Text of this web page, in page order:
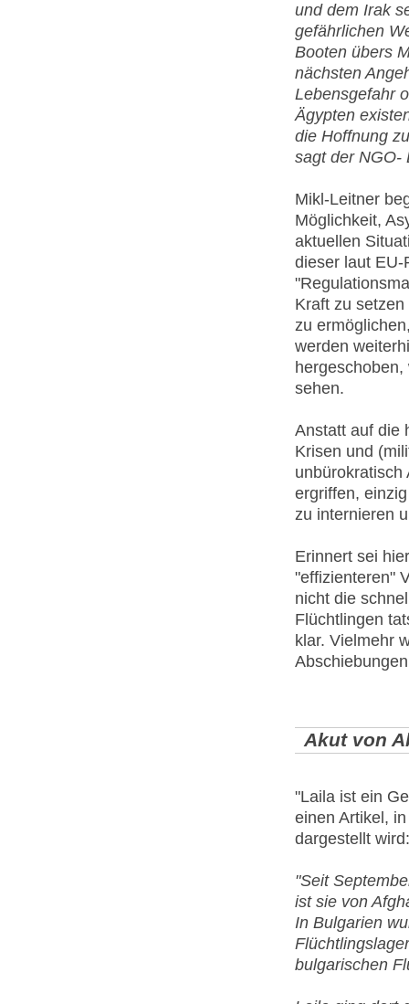
und dem Irak
gefährlichen
Booten übers
nächsten
Lebensgefahr
Ägypten
die Hoffnung
sagt der NGO-
Mikl-Leitner
Möglichkeit,
aktuellen
dieser laut EU-
Kraft zu
zu
werden
sehen.
Anstatt auf die
Krisen und
unbürokratisch
ergriffen,
zu internieren
Erinnert sei
"effizienteren"
nicht die
Flüchtlingen
klar. Vielmehr
Akut von
"Laila ist ein
einen Artikel,
dargestellt wird:
"Seit
ist sie von
In Bulgarien
bulgarischen